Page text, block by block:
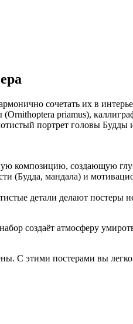
сочетать их в
priamus),
портрет головы
композицию, создающую
(Будда, мандала) и
детали делают
создаёт атмосферу
С этими постерами вы